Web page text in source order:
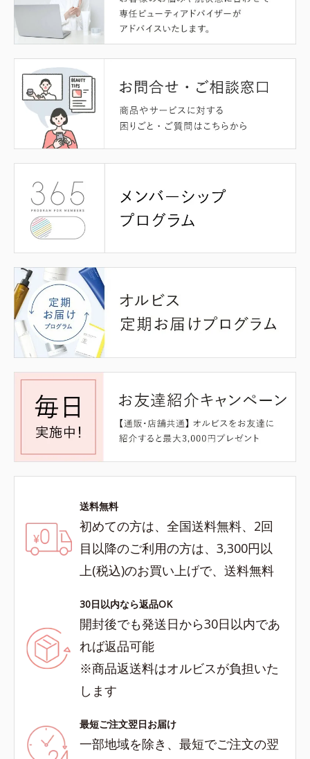
送料無料
初めての方は、全国送料無料、2回
目以降のご利用の方は、3,300円以
上(税込)のお買い上げで、送料無料
30日以内なら返品OK
開封後でも発送日から30日以内であ
れば返品可能
※商品返送料はオルビスが負担いた
します
最短ご注文翌日お届け
一部地域を除き、最短でご注文の翌